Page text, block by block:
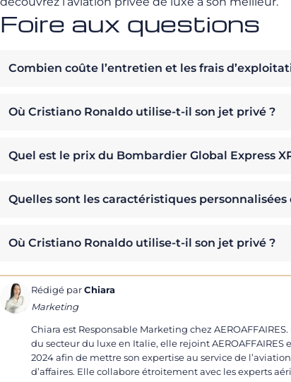
Foire aux questions
Combien coûte l’entretien et les frais
Où Cristiano Ronaldo utilise-t-il son jet privé ?
Quel est le prix du Bombardier Global Express
Quelles sont les caractéristiques
Où Cristiano Ronaldo utilise-t-il son jet privé ?
Rédigé parChiara
Marketing
Chiara est Responsable Marketing chez AEROAFFAIRES.
du secteur du luxe en Italie, elle rejoint AEROAFFAIRES
2024 afin de mettre son expertise au service de l’aviation
d’affaires. Elle collabore étroitement avec les experts